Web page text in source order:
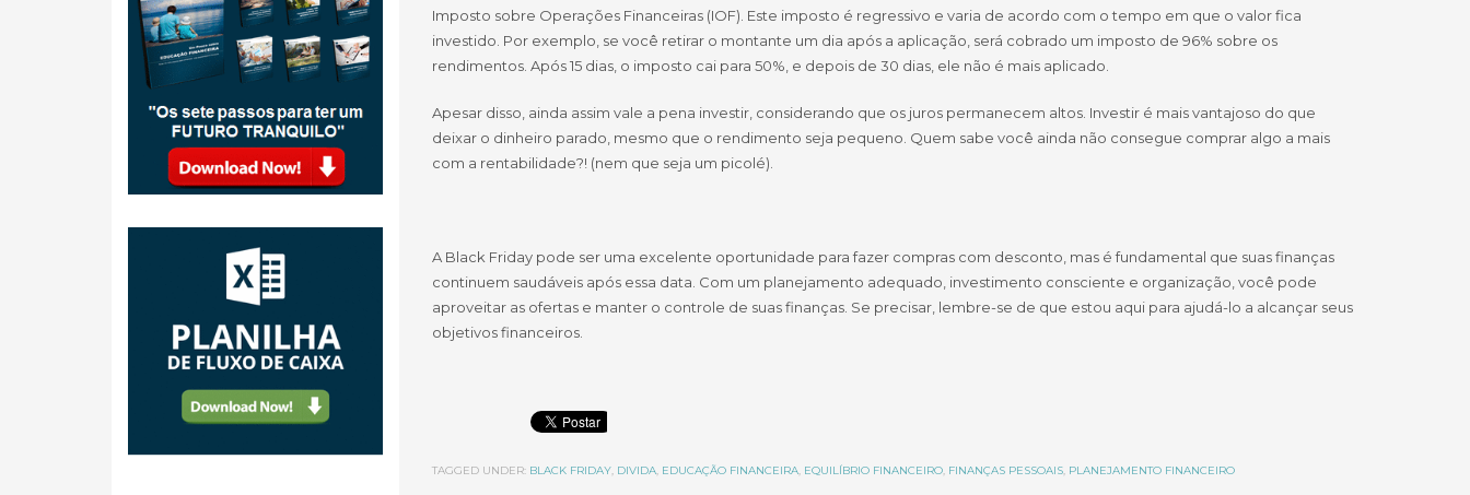
Imposto sobre Operações Financeiras (IOF). Este imposto é regressivo e varia de acordo com o tempo em que o valor fica
investido. Por exemplo, se você retirar o montante um dia após a aplicação, será cobrado um imposto de 96% sobre os
rendimentos. Após 15 dias, o imposto cai para 50%, e depois de 30 dias, ele não é mais aplicado.
Apesar disso, ainda assim vale a pena investir, considerando que os juros permanecem altos. Investir é mais vantajoso do que
deixar o dinheiro parado, mesmo que o rendimento seja pequeno. Quem sabe você ainda não consegue comprar algo a mais
com a rentabilidade?! (nem que seja um picolé).
A Black Friday pode ser uma excelente oportunidade para fazer compras com desconto, mas é fundamental que suas finanças
continuem saudáveis após essa data. Com um planejamento adequado, investimento consciente e organização, você pode
aproveitar as ofertas e manter o controle de suas finanças. Se precisar, lembre-se de que estou aqui para ajudá-lo a alcançar seus
objetivos financeiros.
TAGGED UNDER: BLACK FRIDAY, DIVIDA, EDUCAÇÃO FINANCEIRA, EQUILÍBRIO FINANCEIRO, FINANÇAS PESSOAIS, PLANEJAMENTO FINANCEIRO